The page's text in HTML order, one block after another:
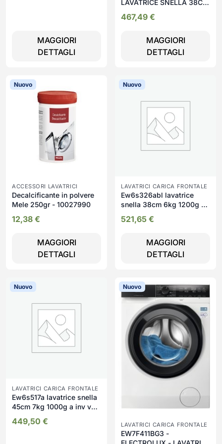
MAGGIORI
DETTAGLI
LAVATRICE SNELLA 38CM
6KG A-10% 1200G
ANTRACITE INV TOUCH
467,49 €
MAGGIORI
DETTAGLI
Nuovo
ACCESSORI LAVATRICI
Decalcificante in polvere
Mele 250gr - 10027990
12,38 €
MAGGIORI
DETTAGLI
Nuovo
LAVATRICI CARICA FRONTALE
Ew6s326abl lavatrice
snella 38cm 6kg 1200g a
521,65 €
MAGGIORI
DETTAGLI
Nuovo
LAVATRICI CARICA FRONTALE
Ew6s517a lavatrice snella
45cm 7kg 1000g a inv vap
tc5 wo
449,50 €
Nuovo
LAVATRICI CARICA FRONTALE
EW7F411BG3 -